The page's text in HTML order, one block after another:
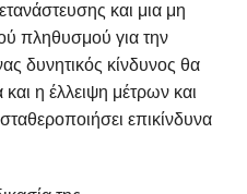
και μια μη
πληθυσμού για την
δυνητικός κίνδυνος θα
η έλλειψη μέτρων και
επικίνδυνα